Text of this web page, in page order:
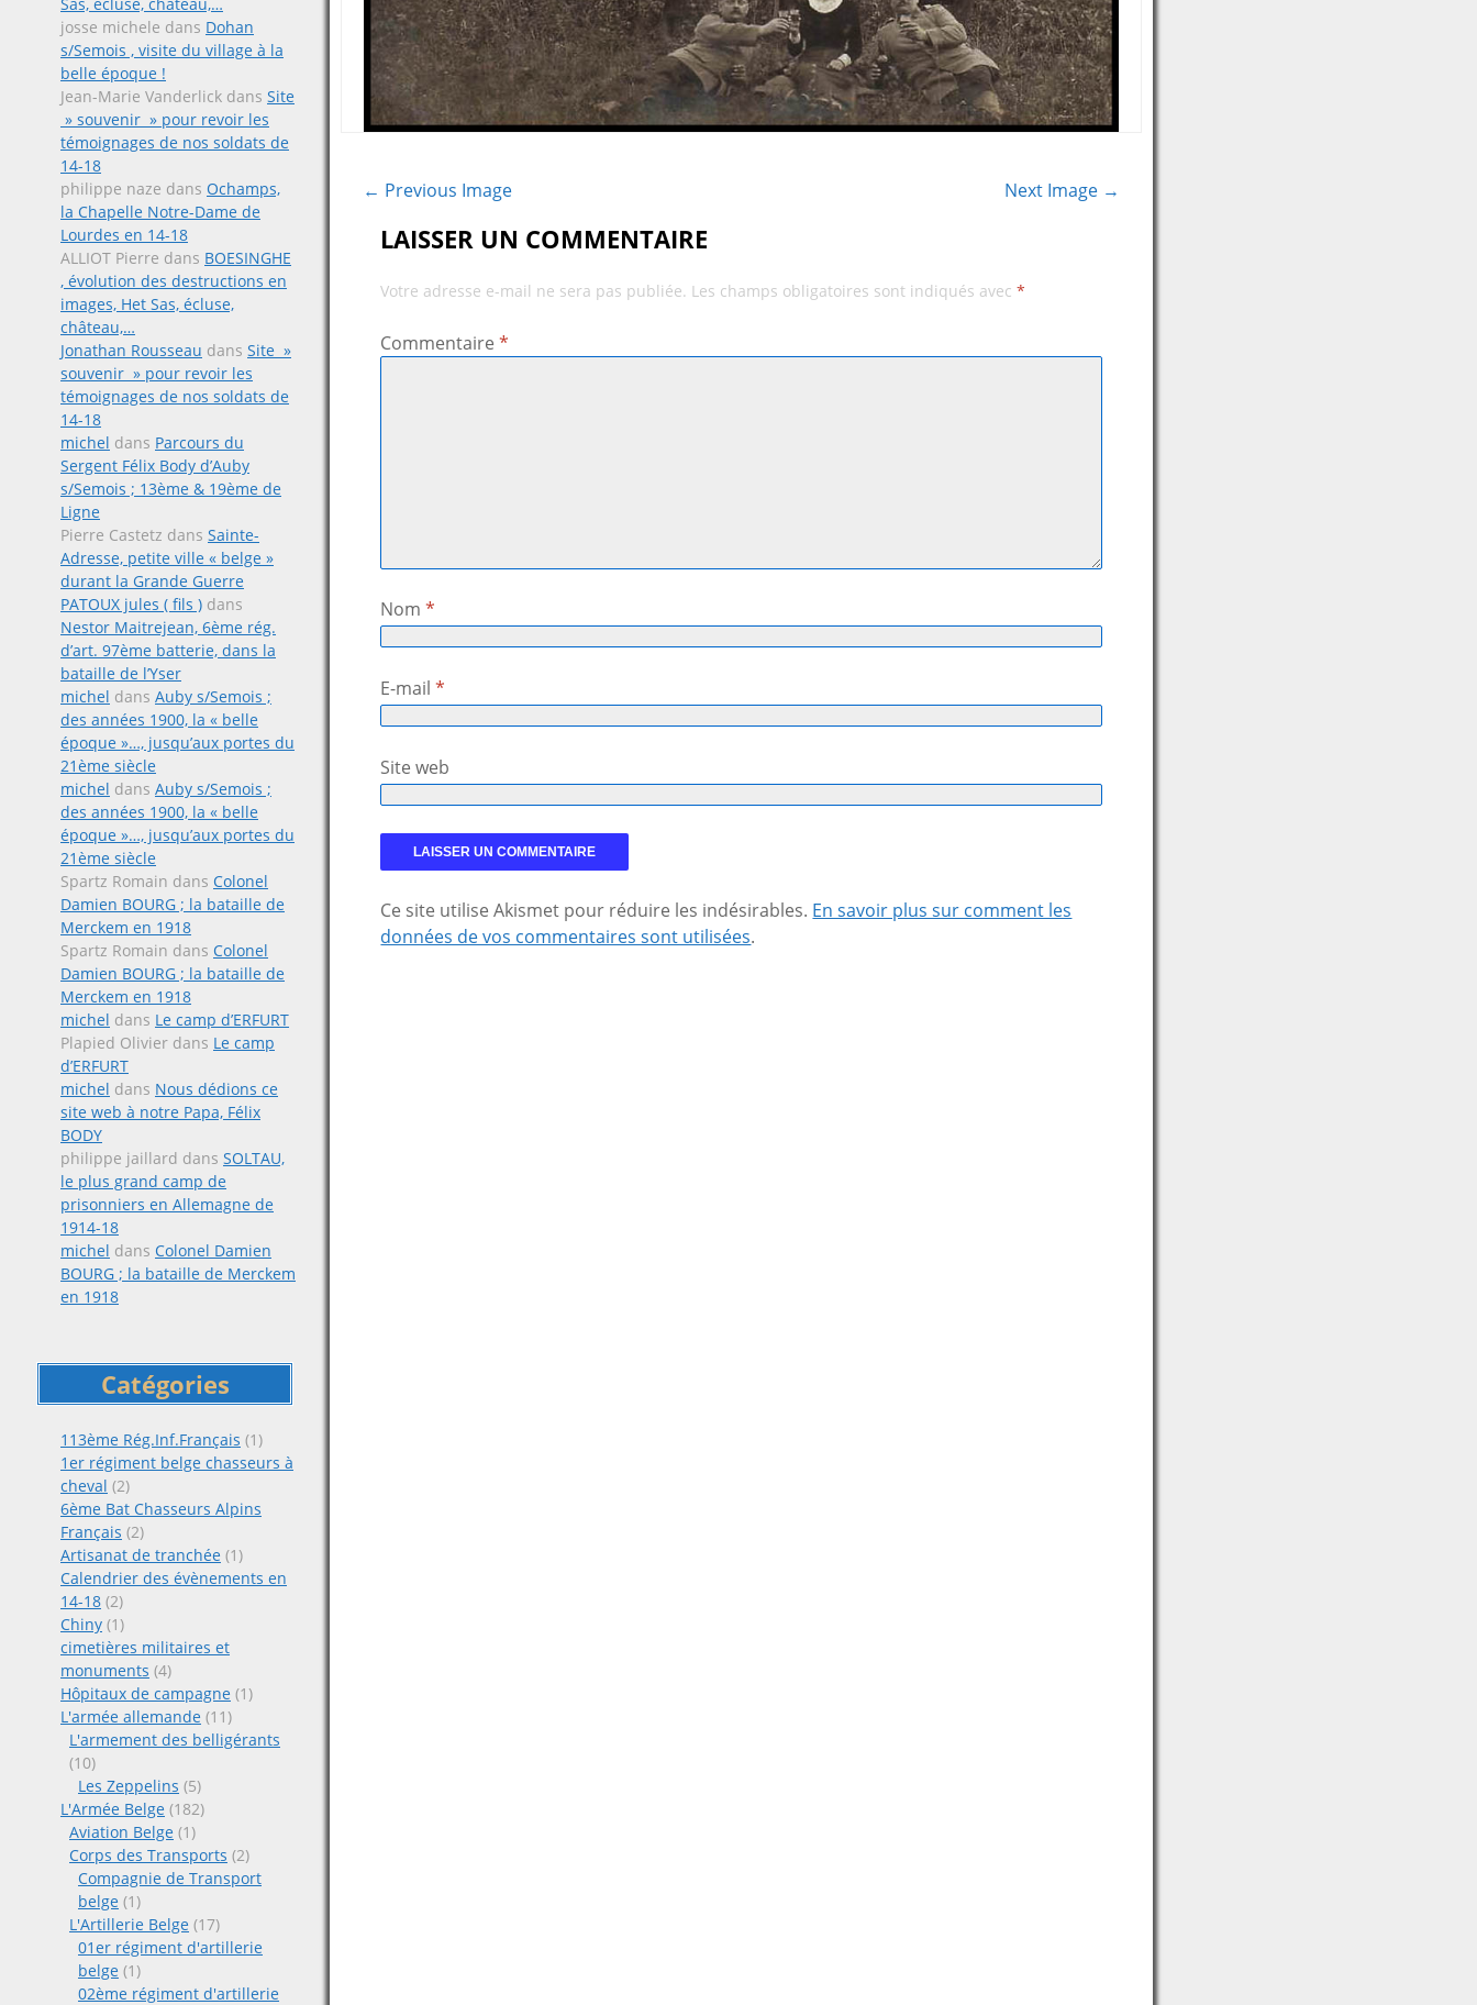
josse michele dans Dohan
s/Semois , visite du village à la
belle époque !
Jean-Marie Vanderlick dans Site
» souvenir » pour revoir les
témoignages de nos soldats de
14-18
philippe naze dans Ochamps,
la Chapelle Notre-Dame de
Lourdes en 14-18
ALLIOT Pierre dans BOESINGHE
, évolution des destructions en
images, Het Sas, écluse,
château,…
Jonathan Rousseau dans Site »
souvenir » pour revoir les
témoignages de nos soldats de
14-18
michel dans Parcours du
Sergent Félix Body d’Auby
s/Semois ; 13ème & 19ème de
Ligne
Pierre Castetz dans Sainte-
Adresse, petite ville « belge »
durant la Grande Guerre
PATOUX jules ( fils ) dans
Nestor Maitrejean, 6ème rég.
d’art. 97ème batterie, dans la
bataille de l’Yser
michel dans Auby s/Semois ;
des années 1900, la « belle
époque »…, jusqu’aux portes du
21ème siècle
michel dans Auby s/Semois ;
des années 1900, la « belle
époque »…, jusqu’aux portes du
21ème siècle
Spartz Romain dans Colonel
Damien BOURG ; la bataille de
Merckem en 1918
Spartz Romain dans Colonel
Damien BOURG ; la bataille de
Merckem en 1918
michel dans Le camp d’ERFURT
Plapied Olivier dans Le camp
d’ERFURT
michel dans Nous dédions ce
site web à notre Papa, Félix
BODY
philippe jaillard dans SOLTAU,
le plus grand camp de
prisonniers en Allemagne de
1914-18
michel dans Colonel Damien
BOURG ; la bataille de Merckem
en 1918
Catégories
113ème Rég.Inf.Français (1)
1er régiment belge chasseurs à
cheval (2)
6ème Bat Chasseurs Alpins
Français (2)
Artisanat de tranchée (1)
Calendrier des évènements en
14-18 (2)
Chiny (1)
cimetières militaires et
monuments (4)
Hôpitaux de campagne (1)
L'armée allemande (11)
L'armement des belligérants
(10)
Les Zeppelins (5)
L'Armée Belge (182)
Aviation Belge (1)
Corps des Transports (2)
Compagnie de Transport
belge (1)
L'Artillerie Belge (17)
01er régiment d'artillerie
belge (1)
02ème régiment d'artillerie
← Previous Image Next Image →
LAISSER UN COMMENTAIRE
Votre adresse e-mail ne sera pas publiée. Les champs obligatoires sont indiqués avec*
Commentaire*
Nom*
E-mail*
Site web
Ce site utilise Akismet pour réduire les indésirables. En savoir plus sur comment les
données de vos commentaires sont utilisées.